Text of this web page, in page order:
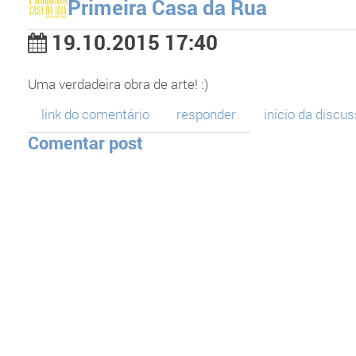
Primeira Casa da Rua
19.10.2015 17:40
Uma verdadeira obra de arte! :)
link do comentário
responder início da
Comentar post